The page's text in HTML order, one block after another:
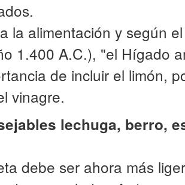
la alimentación y según
1.400 A.C.), "el Hígado
de incluir el limón,
vinagre.
lechuga, berro,
debe ser ahora más